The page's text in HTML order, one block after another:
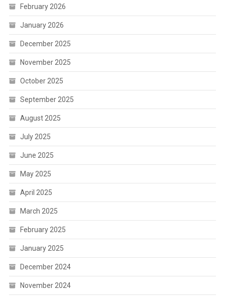
February 2026
January 2026
December 2025
November 2025
October 2025
September 2025
August 2025
July 2025
June 2025
May 2025
April 2025
March 2025
February 2025
January 2025
December 2024
November 2024